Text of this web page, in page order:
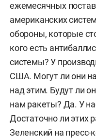
ежемесячных
американских
обороны, которые
кого есть
системы? У
США. Могут ли они
над этим. Будут ли
нам ракеты? Да. У
Достаточно ли этих
Зеленский на